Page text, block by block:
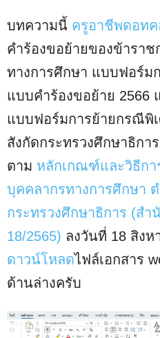
บทความนี้ ครูอาชีพดอท
คำร้องขอย้ายของข้าราช
ทางการศึกษา แบบฟอร์ม
แบบคําร้องขอย้าย 2566
แบบฟอร์มการย้ายกรณีพิ
สังกัดกระทรวงศึกษาธิกา
ตาม หลักเกณฑ์และวิธีกา
บุคคลากรทางการศึกษา
กระทรวงศึกษาธิการ (สำ
18/2565) ลงวันที่ 18 สิงห
ดาวน์โหลดไฟล์เอกสาร
ด้านล่างครับ